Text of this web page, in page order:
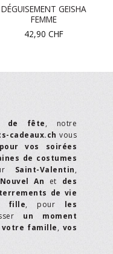
DÉGUISEMENT GEISHA
FEMME
42,90 CHF
de fête, notre
cadeaux.ch vous
vos soirées
de costumes
Saint-Valentin,
Nouvel An et des
de vie
fille, pour les
un moment
votre famille, vos